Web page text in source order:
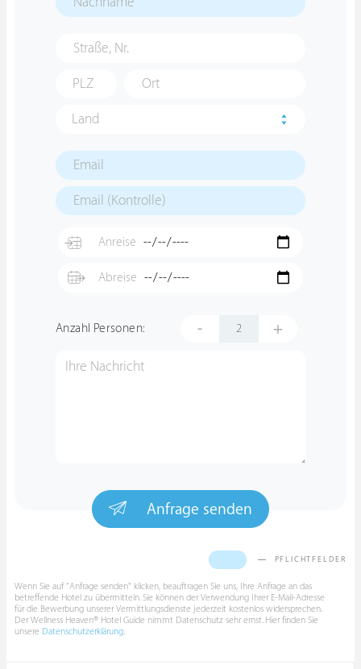
Land
Anzahl Personen: - +
Anfrage senden
PFLICHTFELDER
Wenn Sie auf "Anfrage senden" klicken, beauftragen Sie uns, Ihre Anfrage an das
betreffende Hotel zu übermitteln. Sie können der Verwendung Ihrer E-Mail-Adresse
für die Bewerbung unserer Vermittlungsdienste jederzeit kostenlos widersprechen.
Der Wellness Heaven® Hotel Guide nimmt Datenschutz sehr ernst. Hier finden Sie
unsere Datenschutzerklärung.